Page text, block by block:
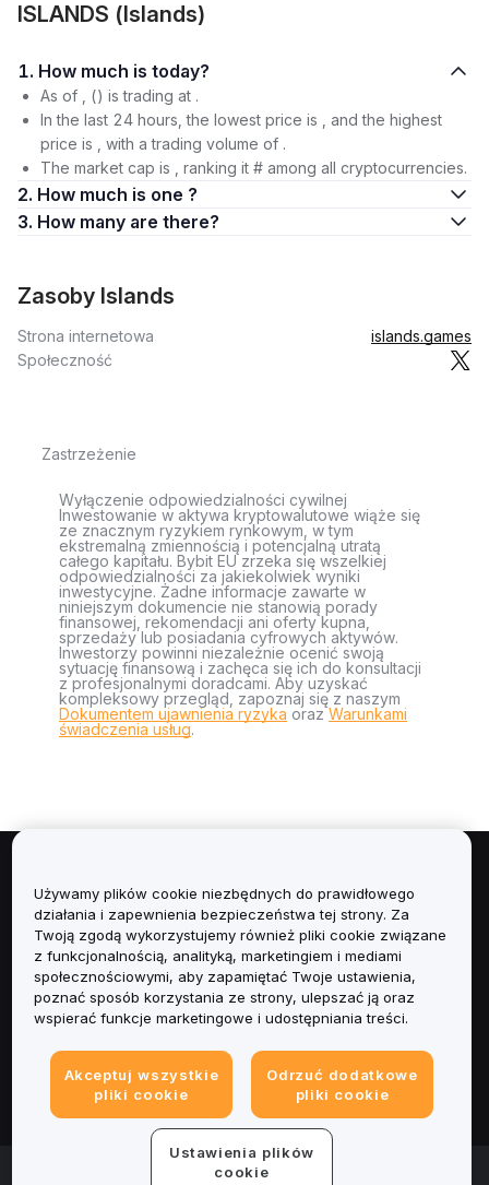
ISLANDS (Islands)
1. How much is today?
As of , () is trading at .
In the last 24 hours, the lowest price is , and the highest
price is , with a trading volume of .
The market cap is , ranking it # among all cryptocurrencies.
2. How much is one ?
3. How many are there?
Zasoby Islands
Strona internetowa
islands.games
Społeczność
Zastrzeżenie
Wyłączenie odpowiedzialności cywilnej
Inwestowanie w aktywa kryptowalutowe wiąże się
ze znacznym ryzykiem rynkowym, w tym
ekstremalną zmiennością i potencjalną utratą
całego kapitału. Bybit EU zrzeka się wszelkiej
odpowiedzialności za jakiekolwiek wyniki
inwestycyjne. Żadne informacje zawarte w
niniejszym dokumencie nie stanowią porady
finansowej, rekomendacji ani oferty kupna,
sprzedaży lub posiadania cyfrowych aktywów.
Inwestorzy powinni niezależnie ocenić swoją
sytuację finansową i zachęca się ich do konsultacji
z profesjonalnymi doradcami. Aby uzyskać
kompleksowy przegląd, zapoznaj się z naszym
Dokumentem ujawnienia ryzyka orazWarunkami
świadczenia usług.
Informacje
Usługi
Obsługa Klienta
Informacje prawne
© 2025-2026 Bybit.eu. All rights reserved.
Używamy plików cookie niezbędnych do prawidłowego
działania i zapewnienia bezpieczeństwa tej strony. Za
Twoją zgodą wykorzystujemy również pliki cookie związane
z funkcjonalnością, analityką, marketingiem i mediami
społecznościowymi, aby zapamiętać Twoje ustawienia,
poznać sposób korzystania ze strony, ulepszać ją oraz
wspierać funkcje marketingowe i udostępniania treści.
Akceptuj wszystkie
pliki cookie
Odrzuć dodatkowe
pliki cookie
Ustawienia plików
cookie